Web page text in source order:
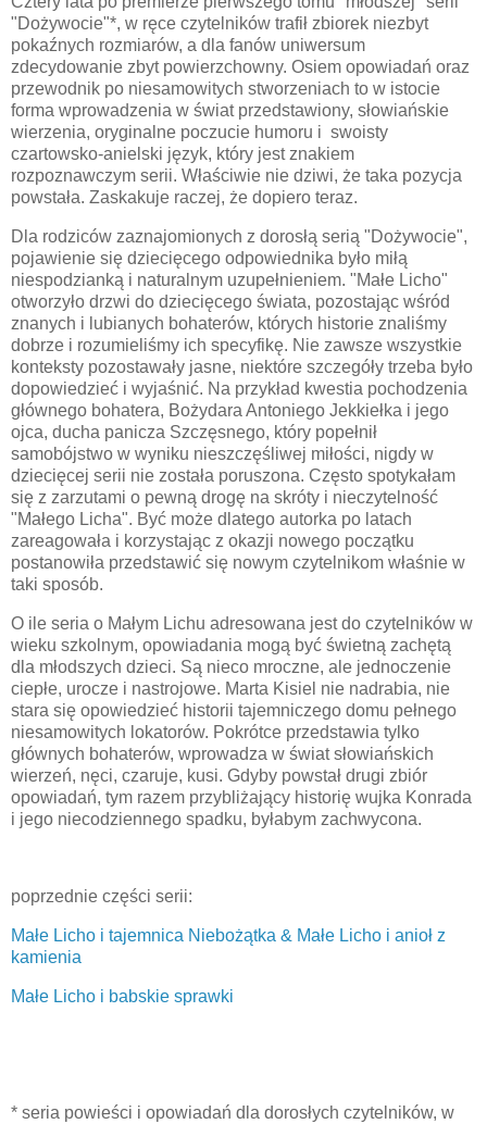
"Dożywocie"*, w ręce czytelników trafił zbiorek niezbyt
pokaźnych rozmiarów, a dla fanów uniwersum
zdecydowanie zbyt powierzchowny. Osiem opowiadań oraz
przewodnik po niesamowitych stworzeniach to w istocie
forma wprowadzenia w świat przedstawiony, słowiańskie
wierzenia, oryginalne poczucie humoru i swoisty
czartowsko-anielski język, który jest znakiem
rozpoznawczym serii. Właściwie nie dziwi, że taka pozycja
powstała. Zaskakuje raczej, że dopiero teraz.
Dla rodziców zaznajomionych z dorosłą serią "Dożywocie",
pojawienie się dziecięcego odpowiednika było miłą
niespodzianką i naturalnym uzupełnieniem. "Małe Licho"
otworzyło drzwi do dziecięcego świata, pozostając wśród
znanych i lubianych bohaterów, których historie znaliśmy
dobrze i rozumieliśmy ich specyfikę. Nie zawsze wszystkie
konteksty pozostawały jasne, niektóre szczegóły trzeba było
dopowiedzieć i wyjaśnić. Na przykład kwestia pochodzenia
głównego bohatera, Bożydara Antoniego Jekkiełka i jego
ojca, ducha panicza Szczęsnego, który popełnił
samobójstwo w wyniku nieszczęśliwej miłości, nigdy w
dziecięcej serii nie została poruszona. Często spotykałam
się z zarzutami o pewną drogę na skróty i nieczytelność
"Małego Licha". Być może dlatego autorka po latach
zareagowała i korzystając z okazji nowego początku
postanowiła przedstawić się nowym czytelnikom właśnie w
taki sposób.
O ile seria o Małym Lichu adresowana jest do czytelników w
wieku szkolnym, opowiadania mogą być świetną zachętą
dla młodszych dzieci. Są nieco mroczne, ale jednoczenie
ciepłe, urocze i nastrojowe. Marta Kisiel nie nadrabia, nie
stara się opowiedzieć historii tajemniczego domu pełnego
niesamowitych lokatorów. Pokrótce przedstawia tylko
głównych bohaterów, wprowadza w świat słowiańskich
wierzeń, nęci, czaruje, kusi. Gdyby powstał drugi zbiór
opowiadań, tym razem przybliżający historię wujka Konrada
i jego niecodziennego spadku, byłabym zachwycona.
poprzednie części serii:
Małe Licho i tajemnica Niebożątka & Małe Licho i anioł z
kamienia
Małe Licho i babskie sprawki
* seria powieści i opowiadań dla dorosłych czytelników, w